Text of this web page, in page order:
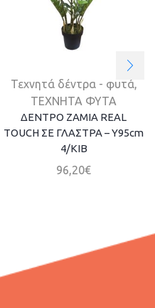
Τεχνητά δέντρα - φυτά,
ΤΕΧΝΗΤΑ ΦΥΤΑ
ΔΕΝΤΡΟ ΖΑΜΙA REAL
TOUCH ΣΕ ΓΛΑΣΤΡΑ – Y95cm
4/ΚΙΒ
96,20€